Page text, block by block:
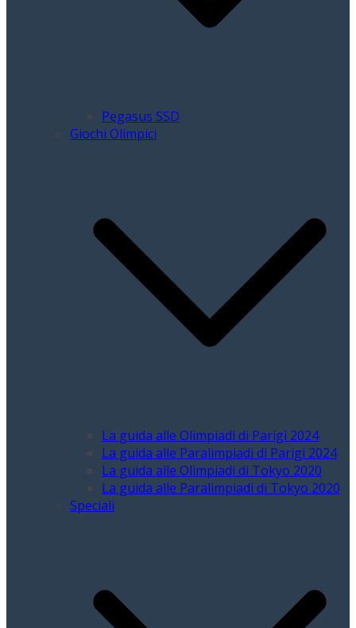
Pegasus SSD
Giochi Olimpici
La guida alle Olimpiadi di Parigi 2024
La guida alle Paralimpiadi di Parigi 2024
La guida alle Olimpiadi di Tokyo 2020
La guida alle Paralimpiadi di Tokyo 2020
Speciali